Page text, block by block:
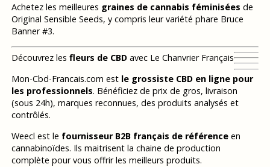
Achetez les meilleures graines de cannabis féminisées de
Original Sensible Seeds, y compris leur variété phare Bruce
Banner #3.
Découvrez les fleurs de CBDavec Le Chanvrier Français
Mon-Cbd-Francais.com est le grossiste CBD en ligne pour
les professionnels. Bénéficiez de prix de gros, livraison
(sous 24h), marques reconnues, des produits analysés et
contrôlés.
Weecl est le fournisseur B2B français de référenceen
cannabinoïdes. Ils maitrisent la chaine de production
complète pour vous offrir les meilleurs produits.